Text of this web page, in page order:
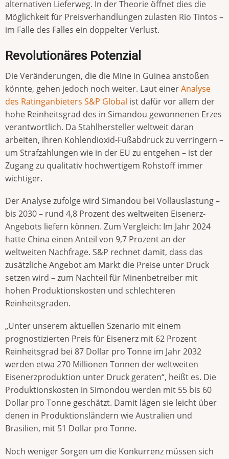
alternativen Lieferweg. In der Theorie öffnet dies die
Möglichkeit für Preisverhandlungen zulasten Rio Tintos –
im Falle des Falles ein doppelter Verlust.
Revolutionäres Potenzial
Die Veränderungen, die die Mine in Guinea anstoßen
könnte, gehen jedoch noch weiter. Laut einerAnalyse
des Ratinganbieters S&P Global ist dafür vor allem der
hohe Reinheitsgrad des in Simandou gewonnenen Erzes
verantwortlich. Da Stahlhersteller weltweit daran
arbeiten, ihren Kohlendioxid-Fußabdruck zu verringern –
um Strafzahlungen wie in der EU zu entgehen – ist der
Zugang zu qualitativ hochwertigem Rohstoff immer
wichtiger.
Der Analyse zufolge wird Simandou bei Vollauslastung –
bis 2030 – rund 4,8 Prozent des weltweiten Eisenerz-
Angebots liefern können. Zum Vergleich: Im Jahr 2024
hatte China einen Anteil von 9,7 Prozent an der
weltweiten Nachfrage. S&P rechnet damit, dass das
zusätzliche Angebot am Markt die Preise unter Druck
setzen wird – zum Nachteil für Minenbetreiber mit
hohen Produktionskosten und schlechteren
Reinheitsgraden.
„Unter unserem aktuellen Szenario mit einem
prognostizierten Preis für Eisenerz mit 62 Prozent
Reinheitsgrad bei 87 Dollar pro Tonne im Jahr 2032
werden etwa 270 Millionen Tonnen der weltweiten
Eisenerzproduktion unter Druck geraten“, heißt es. Die
Produktionskosten in Simondou werden mit 55 bis 60
Dollar pro Tonne geschätzt. Damit lägen sie leicht über
denen in Produktionsländern wie Australien und
Brasilien, mit 51 Dollar pro Tonne.
Noch weniger Sorgen um die Konkurrenz müssen sich